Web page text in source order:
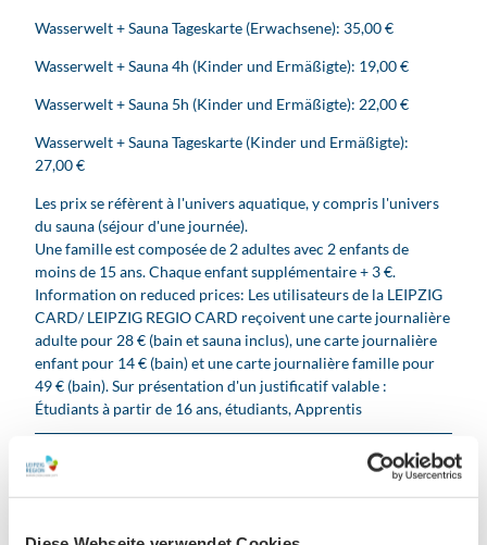
Wasserwelt + Sauna Tageskarte (Erwachsene): 35,00 €
Wasserwelt + Sauna 4h (Kinder und Ermäßigte): 19,00 €
Wasserwelt + Sauna 5h (Kinder und Ermäßigte): 22,00 €
Wasserwelt + Sauna Tageskarte (Kinder und Ermäßigte):
27,00 €
Les prix se réfèrent à l'univers aquatique, y compris l'univers
du sauna (séjour d'une journée).
Une famille est composée de 2 adultes avec 2 enfants de
moins de 15 ans. Chaque enfant supplémentaire + 3 €.
Information on reduced prices: Les utilisateurs de la LEIPZIG
CARD/ LEIPZIG REGIO CARD reçoivent une carte journalière
adulte pour 28 € (bain et sauna inclus), une carte journalière
enfant pour 14 € (bain) et une carte journalière famille pour
49 € (bain). Sur présentation d'un justificatif valable :
Étudiants à partir de 16 ans, étudiants, Apprentis
Adapté